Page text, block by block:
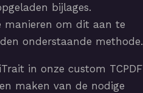
bijlages.
manieren om dit aan te
onderstaande methode.
in onze custom TCPDF
maken van de nodige